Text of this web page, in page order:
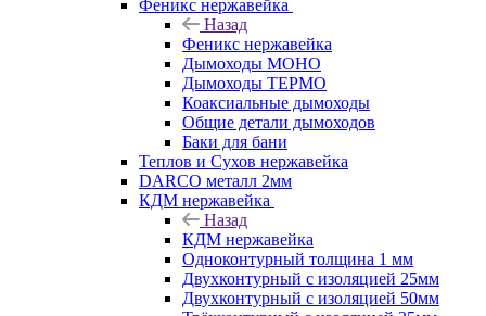
Феникс нержавейка
Назад
Феникс нержавейка
Дымоходы МОНО
Дымоходы ТЕРМО
Коаксиальные дымоходы
Общие детали дымоходов
Баки для бани
Теплов и Сухов нержавейка
DARCO металл 2мм
КДМ нержавейка
Назад
КДМ нержавейка
Одноконтурный толщина 1 мм
Двухконтурный с изоляцией 25мм
Двухконтурный с изоляцией 50мм